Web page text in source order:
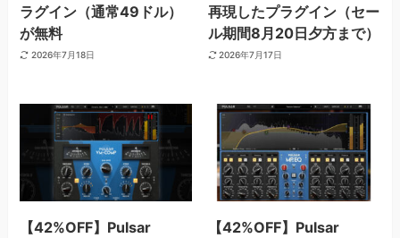
ラグイン（通常49ドル）
が無料
2026年7月18日
再現したプラグイン（セー
ル期間8月20日夕方まで）
2026年7月17日
【42%OFF】Pulsar
【42%OFF】Pulsar